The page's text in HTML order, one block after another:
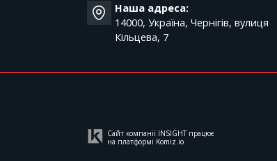
Наша адреса:
14000, Україна, Чернігів, вулиця
Кільцева, 7
Сайт компанії INSIGHT працює
на платформі Komiz.io